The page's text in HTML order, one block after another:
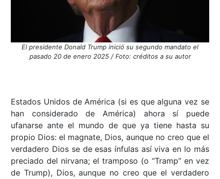
El presidente Donald Trump inició su segundo mandato el
pasado 20 de enero 2025 / Foto: créditos a su autor
Estados Unidos de América (si es que alguna vez se
han considerado de América) ahora sí puede
ufanarse ante el mundo de que ya tiene hasta su
propio Dios: el magnate, Dios, aunque no creo que el
verdadero Dios se de esas ínfulas así viva en lo más
preciado del nirvana; el tramposo (o “Tramp” en vez
de Trump), Dios, aunque no creo que el verdadero